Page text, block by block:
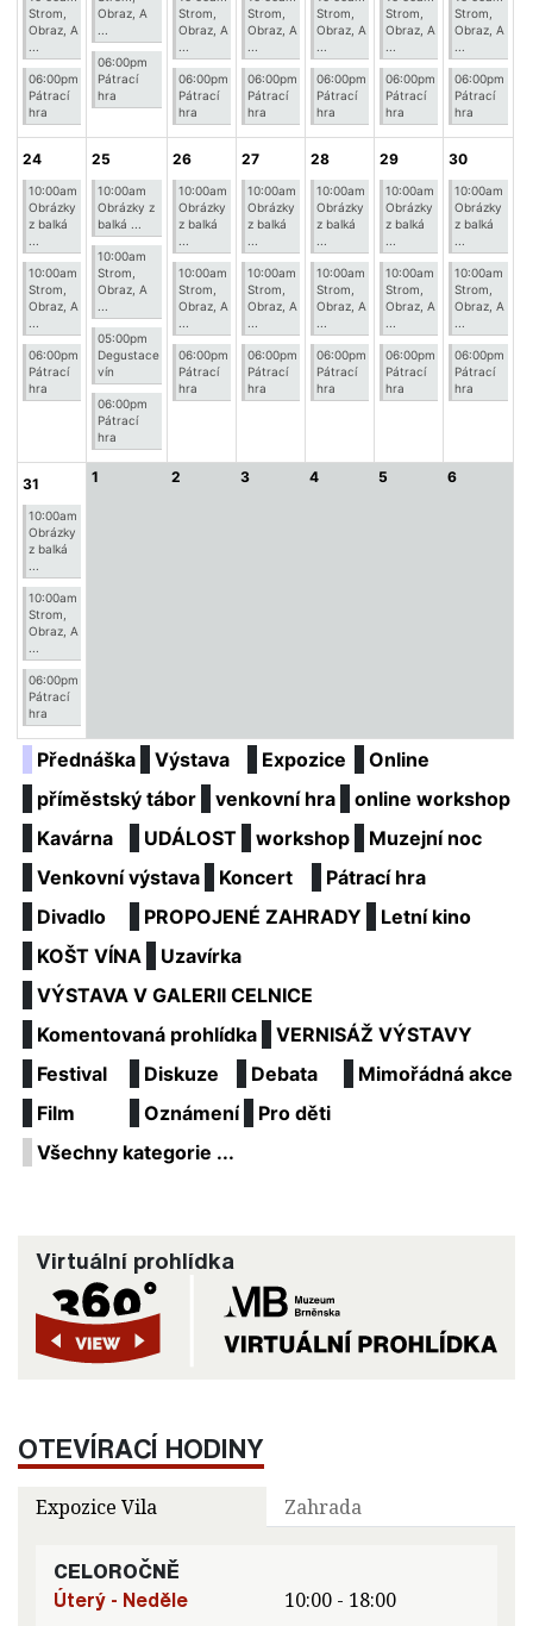
Strom,
Obraz, A
06:00pm
Pátrací
hra
Obraz, A
06:00pm
Pátrací
hra
Strom,
Obraz, A
06:00pm
Pátrací
hra
Strom,
Obraz, A
06:00pm
Pátrací
hra
Strom,
Obraz, A
06:00pm
Pátrací
hra
Strom,
Obraz, A
06:00pm
Pátrací
hra
Strom,
Obraz, A
06:00pm
Pátrací
hra
24
10:00am
Obrázky
z balká
10:00am
Strom,
Obraz, A
06:00pm
Pátrací
hra
25
10:00am
Obrázky z
balká ...
10:00am
Strom,
Obraz, A
05:00pm
Degustace
vín
06:00pm
Pátrací
hra
26
10:00am
Obrázky
z balká
10:00am
Strom,
Obraz, A
06:00pm
Pátrací
hra
27
10:00am
Obrázky
z balká
10:00am
Strom,
Obraz, A
06:00pm
Pátrací
hra
28
10:00am
Obrázky
z balká
10:00am
Strom,
Obraz, A
06:00pm
Pátrací
hra
29
10:00am
Obrázky
z balká
10:00am
Strom,
Obraz, A
06:00pm
Pátrací
hra
30
10:00am
Obrázky
z balká
10:00am
Strom,
Obraz, A
06:00pm
Pátrací
hra
31
10:00am
Obrázky
z balká
10:00am
Strom,
Obraz, A
06:00pm
Pátrací
hra
1 2 3 4 5 6
Přednáška Výstava Expozice
Online
příměstský tábor
venkovní hra
online workshop
Kavárna
UDÁLOST workshop
Muzejní noc
Venkovní výstava
Koncert
Pátrací hra
Divadlo
PROPOJENÉ ZAHRADY
Letní kino
KOŠT VÍNA
Uzavírka
VÝSTAVA V GALERII CELNICE
Komentovaná prohlídka
VERNISÁŽ VÝSTAVY
Festival
Diskuze Debata
Mimořádná akce
Film
Oznámení
Pro děti
Všechny kategorie ...
Virtuální prohlídka
OTEVÍRACÍ HODINY
Expozice Vila Zahrada
CELOROČNĚ
Úterý - Neděle
10:00 - 18:00